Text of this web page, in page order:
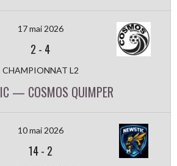
17 mai 2026
2 - 4
CHAMPIONNAT L2
— COSMOS QUIMPER
10 mai 2026
14- 2